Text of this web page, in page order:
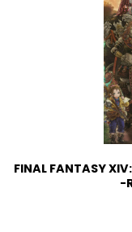
FINAL FANTASY
-